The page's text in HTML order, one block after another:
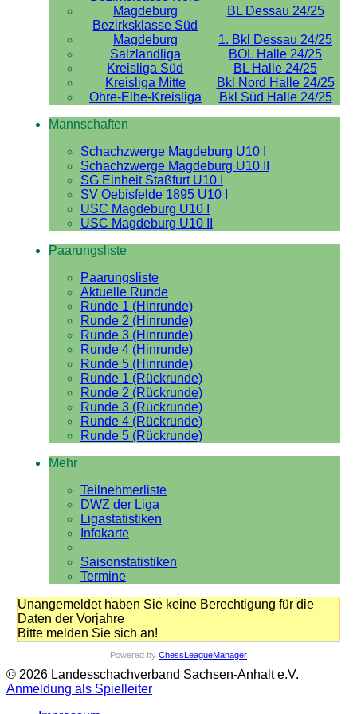
Magdeburg
BL Dessau 24/25
Bezirksklasse Süd
Magdeburg
1. Bkl Dessau 24/25
Salzlandliga
BOL Halle 24/25
Kreisliga Süd
BL Halle 24/25
Kreisliga Mitte
Bkl Nord Halle 24/25
Ohre-Elbe-Kreisliga
Bkl Süd Halle 24/25
Mannschaften
Schachzwerge Magdeburg U10 I
Schachzwerge Magdeburg U10 II
SG Einheit Staßfurt U10 I
SV Oebisfelde 1895 U10 I
USC Magdeburg U10 I
USC Magdeburg U10 II
Paarungsliste
Paarungsliste
Aktuelle Runde
Runde 1 (Hinrunde)
Runde 2 (Hinrunde)
Runde 3 (Hinrunde)
Runde 4 (Hinrunde)
Runde 5 (Hinrunde)
Runde 1 (Rückrunde)
Runde 2 (Rückrunde)
Runde 3 (Rückrunde)
Runde 4 (Rückrunde)
Runde 5 (Rückrunde)
Mehr
Teilnehmerliste
DWZ der Liga
Ligastatistiken
Infokarte
Saisonstatistiken
Termine
Unangemeldet haben Sie keine Berechtigung für die
Daten der Vorjahre
Bitte melden Sie sich an!
Powered by ChessLeagueManager
© 2026 Landesschachverband Sachsen-Anhalt e.V.
Anmeldung als Spielleiter